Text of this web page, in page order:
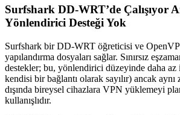
Surfshark DD-WRT’de Çalışıyor
Yönlendirici Desteği Yok
Surfshark bir DD-WRT öğreticisi ve
yapılandırma dosyaları sağlar. Sınırsız
destekler; bu, yönlendirici düzeyinde daha
kendisi bir bağlantı olarak sayılır) ancak aynı
dışında bireysel cihazlara VPN yüklemeyi
kullanışlıdır.